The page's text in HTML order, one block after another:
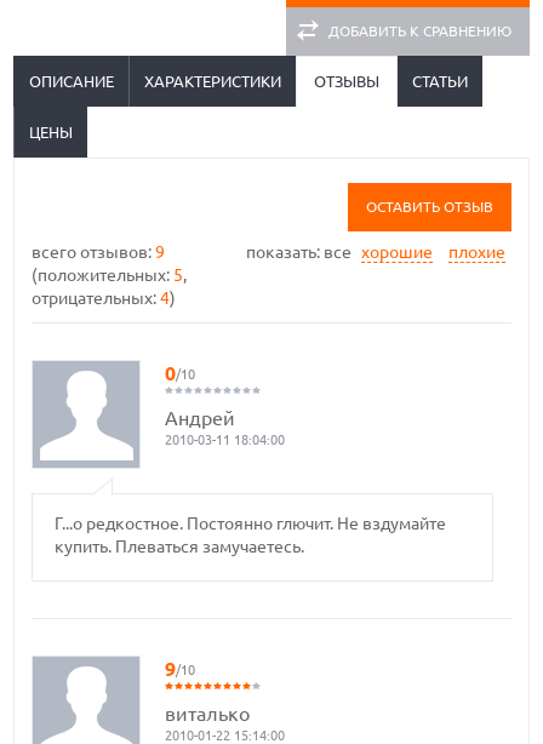
ДОБАВИТЬ К СРАВНЕНИЮ
ОПИСАНИЕ ХАРАКТЕРИСТИКИ ОТЗЫВЫ СТАТЬИ
ЦЕНЫ
ОСТАВИТЬ ОТЗЫВ
показать: все хорошие плохие
всего отзывов:9
(положительных: 5,
отрицательных:4)
0/10
Андрей
2010-03-11 18:04:00
Г...о редкостное. Постоянно глючит. Не вздумайте
купить. Плеваться замучаетесь.
9/10
виталько
2010-01-22 15:14:00